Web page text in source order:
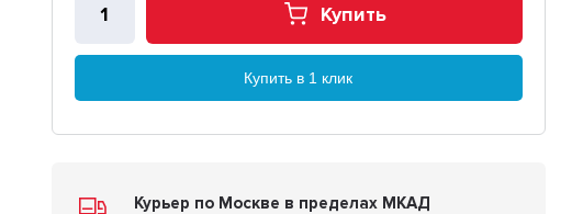
Купить
Купить в 1 клик
Курьер по Москве в пределах МКАД